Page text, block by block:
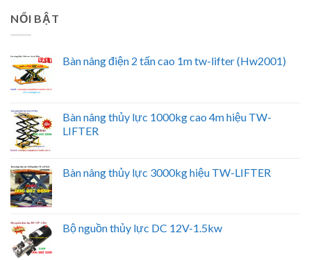
NỔI BẬT
Bàn nâng điện 2 tấn cao 1m tw-lifter (Hw2001)
Bàn nâng thủy lực 1000kg cao 4m hiệu TW-
LIFTER
Bàn nâng thủy lực 3000kg hiệu TW-LIFTER
Bộ nguồn thủy lực DC 12V-1.5kw